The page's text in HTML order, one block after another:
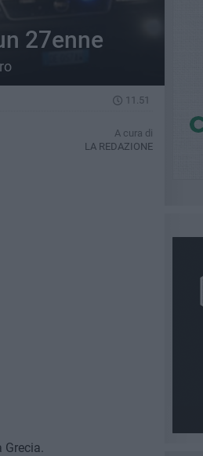
27enne
11.51
A cura di
LA REDAZIONE
Grecia.